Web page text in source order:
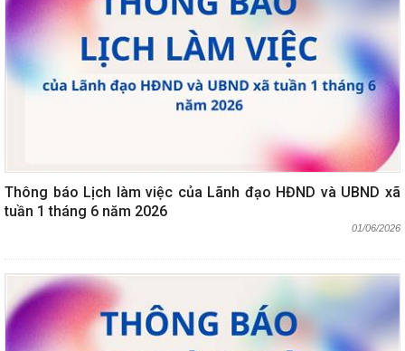
Thông báo Lịch làm việc của Lãnh đạo HĐND và UBND xã
tuần 1 tháng 6 năm 2026
01/06/2026